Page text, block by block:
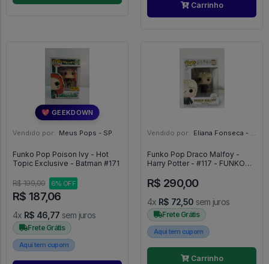
Carrinho
💖 GEEKDOWN
Vendido por: Meus Pops - SP
Funko Pop Poison Ivy - Hot
Topic Exclusive - Batman #171
R$ 199,00 6% OFF
R$ 187,06
4x R$ 46,77 sem juros
Frete Grátis
Aqui tem cupom
Vendido por: Eliana Fonseca - SP
Funko Pop Draco Malfoy -
Harry Potter - #117 - FUNKO
R$ 290,00
4x R$ 72,50 sem juros
Frete Grátis
Aqui tem cupom
Carrinho